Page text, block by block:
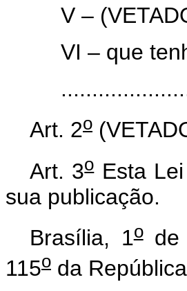
V –
VI – que
Art. 2o
Art. 3oEsta Lei
sua publicação.
Brasília, 1ode
115o da